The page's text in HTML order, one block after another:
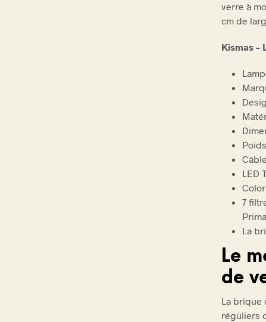
verre à
cm de
Kismas –
LED
7
La
Le
de
La brique
réguliers